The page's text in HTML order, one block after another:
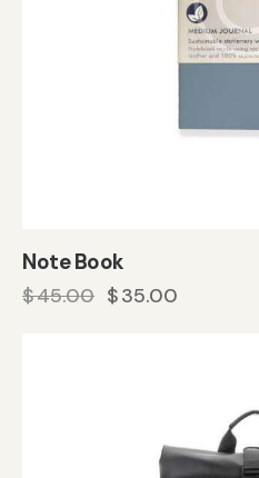
Note Book
$45.00 $35.00